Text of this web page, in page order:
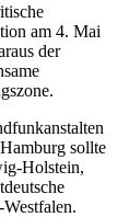
am 4. Mai
der
sollte
Holstein,